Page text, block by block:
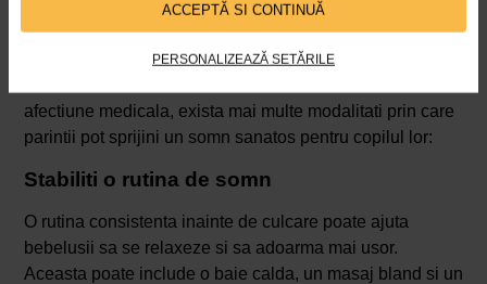
ACCEPTĂ SI CONTINUĂ
PERSONALIZEAZĂ SETĂRILE
Solutii pentru a gestiona somnolenta la
afectiune medicala, exista mai multe modalitati prin care
parintii pot sprijini un somn sanatos pentru copilul lor:
Stabiliti o rutina de somn
O rutina consistenta inainte de culcare poate ajuta
bebelusii sa se relaxeze si sa adoarma mai usor.
Aceasta poate include o baie calda, un masaj bland si un